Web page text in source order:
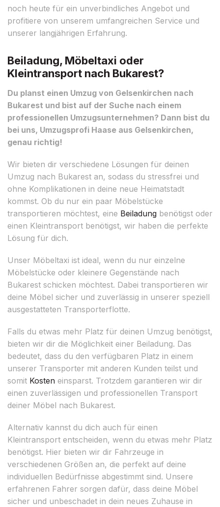
noch heute für ein unverbindliches Angebot und
profitiere von unserem umfangreichen Service und
unserer langjährigen Erfahrung.
Beiladung, Möbeltaxi oder
Kleintransport nach Bukarest?
Du planst einen Umzug von Gelsenkirchen nach
Bukarest und bist auf der Suche nach einem
professionellen Umzugsunternehmen? Dann bist du
bei uns, Umzugsprofi Haase aus Gelsenkirchen,
genau richtig!
Wir bieten dir verschiedene Lösungen für deinen
Umzug nach Bukarest an, sodass du stressfrei und
ohne Komplikationen in deine neue Heimatstadt
kommst. Ob du nur ein paar Möbelstücke
transportieren möchtest, eine Beiladung benötigst oder
einen Kleintransport benötigst, wir haben die perfekte
Lösung für dich.
Unser Möbeltaxi ist ideal, wenn du nur einzelne
Möbelstücke oder kleinere Gegenstände nach
Bukarest schicken möchtest. Dabei transportieren wir
deine Möbel sicher und zuverlässig in unserer speziell
ausgestatteten Transporterflotte.
Falls du etwas mehr Platz für deinen Umzug benötigst,
bieten wir dir die Möglichkeit einer Beiladung. Das
bedeutet, dass du den verfügbaren Platz in einem
unserer Transporter mit anderen Kunden teilst und
somit Kosten einsparst. Trotzdem garantieren wir dir
einen zuverlässigen und professionellen Transport
deiner Möbel nach Bukarest.
Alternativ kannst du dich auch für einen
Kleintransport entscheiden, wenn du etwas mehr Platz
benötigst. Hier bieten wir dir Fahrzeuge in
verschiedenen Größen an, die perfekt auf deine
individuellen Bedürfnisse abgestimmt sind. Unsere
erfahrenen Fahrer sorgen dafür, dass deine Möbel
sicher und unbeschadet in dein neues Zuhause in